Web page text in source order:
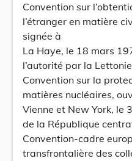
Convention sur
l’étranger en matière
signée à
La Haye, le 18 mars
l’autorité par la Lettonie
Convention sur la
matières nucléaires,
Vienne et New York, le
de la République
Convention-cadre
transfrontalière des